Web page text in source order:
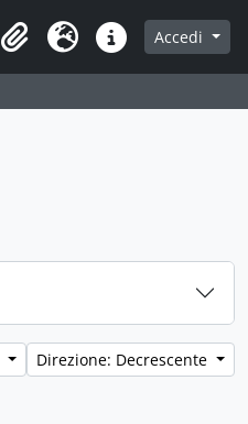
Clipboard
Lingua Collegamenti veloci
Accedi
Direzione: Decrescente